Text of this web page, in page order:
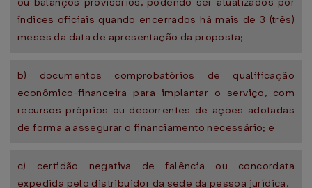
índices oficiais quando encerrados há mais de 3 (três)
meses da data de apresentação da proposta;
b) documentos comprobatórios de qualificação
econômico-financeira para implantar o serviço, com
recursos próprios ou decorrentes de ações adotadas
de forma a assegurar o financiamento necessário; e
c) certidão negativa de falência ou concordata
expedida pelo distribuidor da sede da pessoa jurídica.